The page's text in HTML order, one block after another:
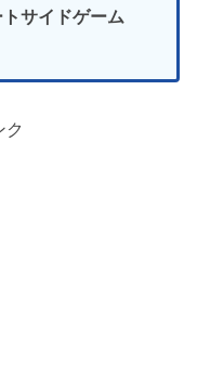
サイドゲーム
ク